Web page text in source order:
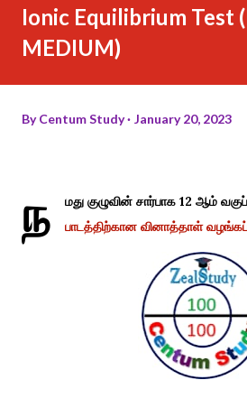
Ionic Equilibrium Test
MEDIUM)
ByCentum Study January 20, 2023
ந
மது குழுவின் சார்பாக 12 ஆம்
பாடத்திற்கான வினாத்தாள்